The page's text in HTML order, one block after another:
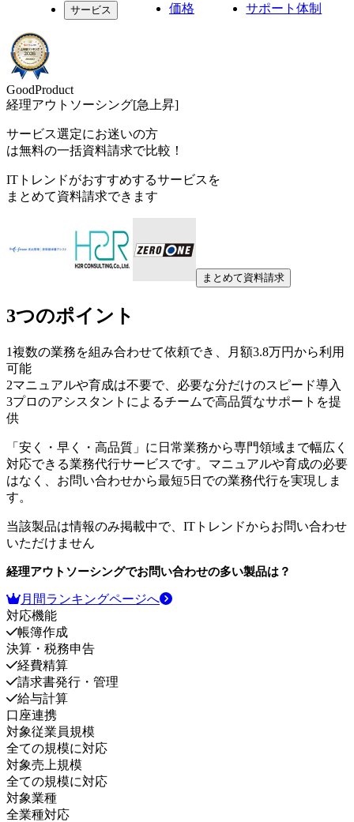
サービス 価格 サポート体制
GoodProduct
経理アウトソーシング[急上昇]
サービス選定にお迷いの方
は無料の一括資料請求で比較！
ITトレンドがおすすめするサービスを
まとめて資料請求できます
まとめて資料請求
3つのポイント
1複数の業務を組み合わせて依頼でき、月額3.8万円から利用
可能
2マニュアルや育成は不要で、必要な分だけのスピード導入
3プロのアシスタントによるチームで高品質なサポートを提
供
「安く・早く・高品質」に日常業務から専門領域まで幅広く
対応できる業務代行サービスです。マニュアルや育成の必要
はなく、お問い合わせから最短5日での業務代行を実現しま
す。
当該製品は情報のみ掲載中で、ITトレンドからお問い合わせ
いただけません
経理アウトソーシングでお問い合わせの多い製品は？
月間ランキングページへ
対応機能
帳簿作成
決算・税務申告
経費精算
請求書発行・管理
給与計算
口座連携
対象従業員規模
全ての規模に対応
対象売上規模
全ての規模に対応
対象業種
全業種対応